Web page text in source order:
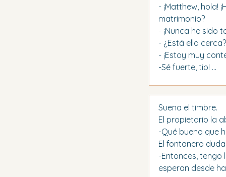
- ¡Matthew, hola!
matrimonio?
- ¡Nunca he sido
- ¿Está ella cerca?
- ¡Estoy muy
-Sé fuerte, tio! ...
Suena el timbre.
El propietario la
-Qué bueno que
El fontanero
-Entonces, tengo
esperan desde